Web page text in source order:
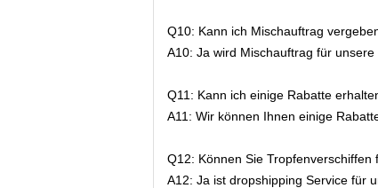
Q10: Kann ich Mischauftrag
A10: Ja wird Mischauftrag für
Q11: Kann ich einige Rabatte
A11: Wir können Ihnen einige
Q12: Können Sie Tropfenverschiffen
A12: Ja ist dropshipping Service für